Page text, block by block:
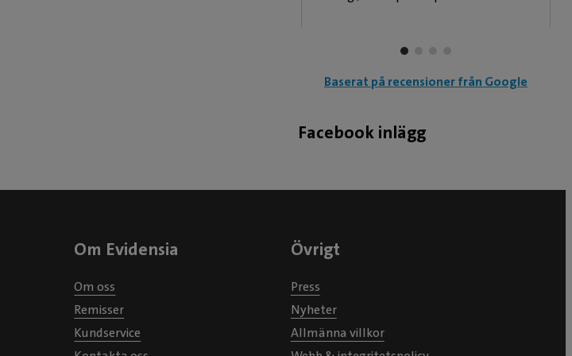
Baserat på recensioner från Google
Facebook inlägg
Om Evidensia
Om oss
Remisser
Kundservice
Övrigt
Press
Nyheter
Allmänna villkor